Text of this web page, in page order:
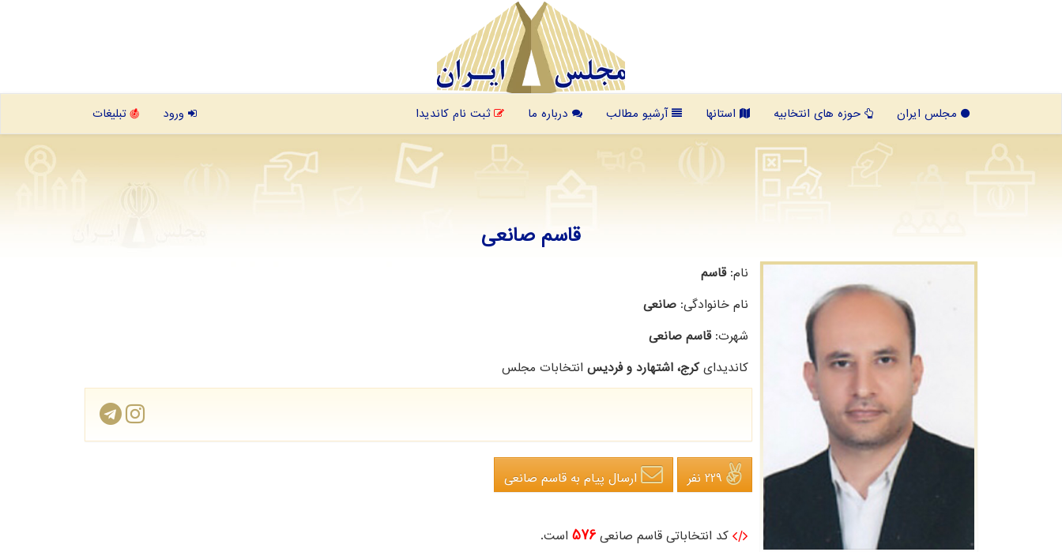
مجلس ایران حوزه های انتخابیه استانها آرشیو مطالب درباره ما ثبت نام کاندیدا ورود تبلیغات
قاسم صانعی
نام:قاسم
نام خانوادگی: صانعی
شهرت:قاسم صانعی
کاندیدایکرج، اشتهارد و فردیس انتخابات مجلس
229 نفر ارسال پیام به قاسم صانعی
کد انتخاباتی قاسم صانعی 576 است.